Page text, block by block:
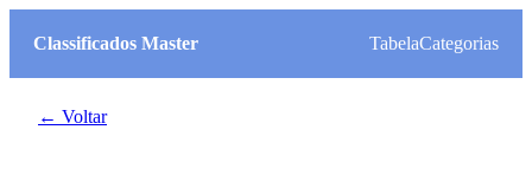
Classificados Master TabelaCategorias
← Voltar